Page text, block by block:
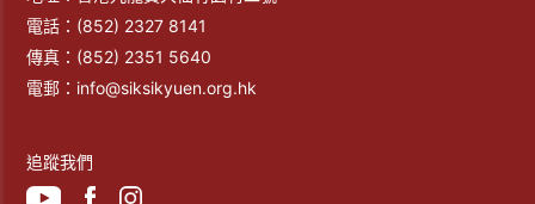
電話： (852) 2327 8141
傳真： (852) 2351 5640
電郵： info@siksikyuen.org.hk
追蹤我們